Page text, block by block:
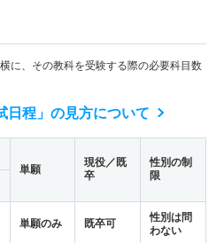
に、その教科を受験する際の必要科目数
日程」の見方について
単願
現役／既
卒
性別の制
限
単願のみ 既卒可
性別は問
わない